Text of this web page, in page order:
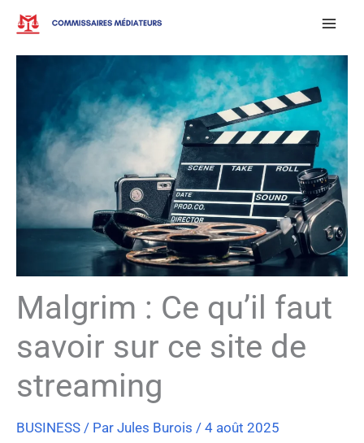
Aller
contenu
Malgrim : Ce qu’il faut
savoir sur ce site de
streaming
BUSINESS / Par Jules Burois / 4 août 2025